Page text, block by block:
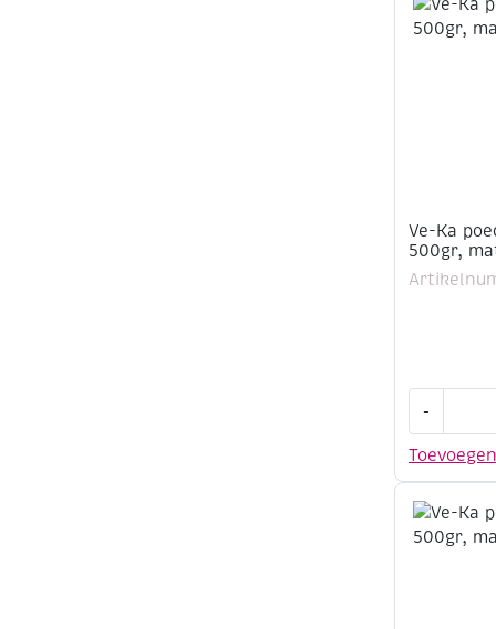
glanzend,
vuurrood
Ve-Ka
500gr,
Toevoegen
-
500gr,
mat